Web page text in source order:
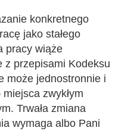
konkretnego
jako stałego
pracy wiąże
z przepisami Kodeksu
może jednostronnie i
zwykłym
Trwała zmiana
wymaga albo Pani